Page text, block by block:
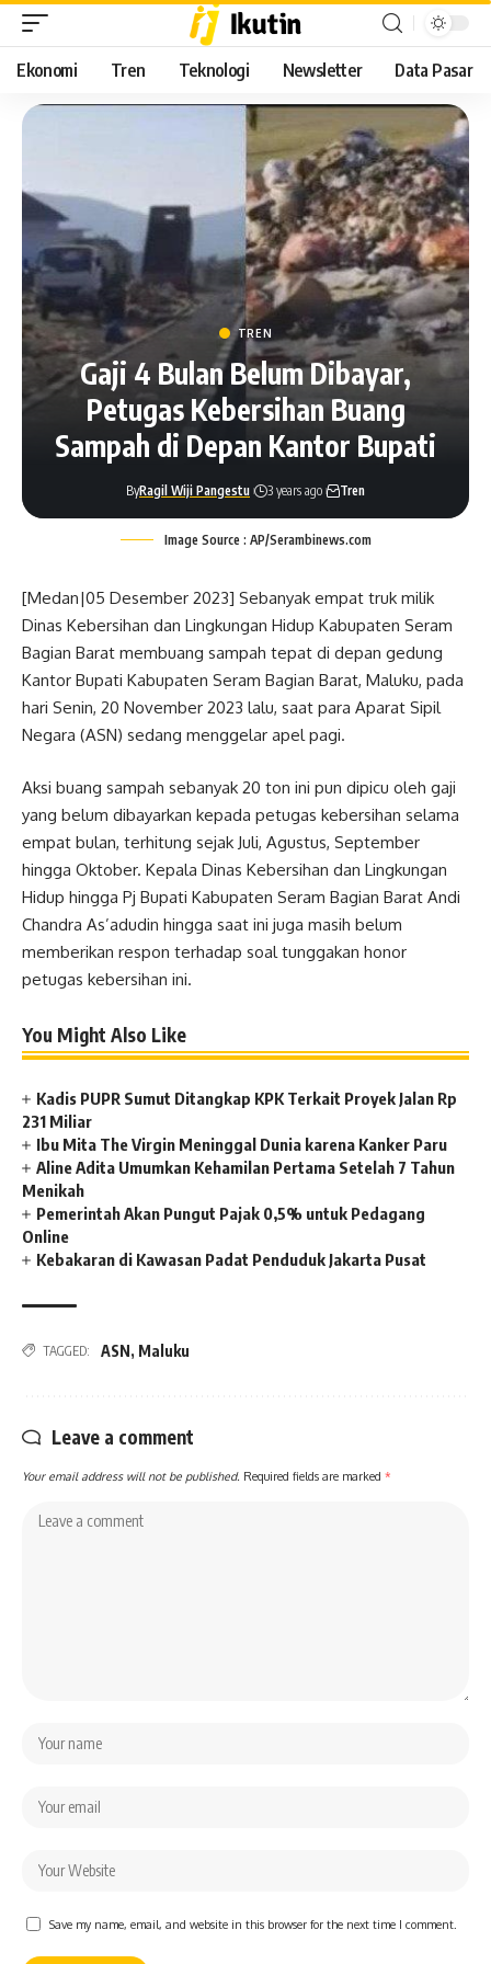
Ekonomi Tren Teknologi Newsletter Data Pasar
TREN
Gaji 4 Bulan Belum Dibayar,
Petugas Kebersihan Buang
Sampah di Depan Kantor Bupati
ByRagil Wiji Pangestu 3 years ago Tren
Image Source : AP/Serambinews.com
[Medan|05 Desember 2023] Sebanyak empat truk milik
Dinas Kebersihan dan Lingkungan Hidup Kabupaten Seram
Bagian Barat membuang sampah tepat di depan gedung
Kantor Bupati Kabupaten Seram Bagian Barat, Maluku, pada
hari Senin, 20 November 2023 lalu, saat para Aparat Sipil
Negara (ASN) sedang menggelar apel pagi.
Aksi buang sampah sebanyak 20 ton ini pun dipicu oleh gaji
yang belum dibayarkan kepada petugas kebersihan selama
empat bulan, terhitung sejak Juli, Agustus, September
hingga Oktober. Kepala Dinas Kebersihan dan Lingkungan
Hidup hingga Pj Bupati Kabupaten Seram Bagian Barat Andi
Chandra As’adudin hingga saat ini juga masih belum
memberikan respon terhadap soal tunggakan honor
petugas kebersihan ini.
You Might Also Like
Kadis PUPR Sumut Ditangkap KPK Terkait Proyek Jalan Rp
231 Miliar
Ibu Mita The Virgin Meninggal Dunia karena Kanker Paru
Aline Adita Umumkan Kehamilan Pertama Setelah 7 Tahun
Menikah
Pemerintah Akan Pungut Pajak 0,5% untuk Pedagang
Online
Kebakaran di Kawasan Padat Penduduk Jakarta Pusat
TAGGED: ASN, Maluku
Leave a comment
Your email address will not be published. Required fields are marked *
Save my name, email, and website in this browser for the next time I comment.